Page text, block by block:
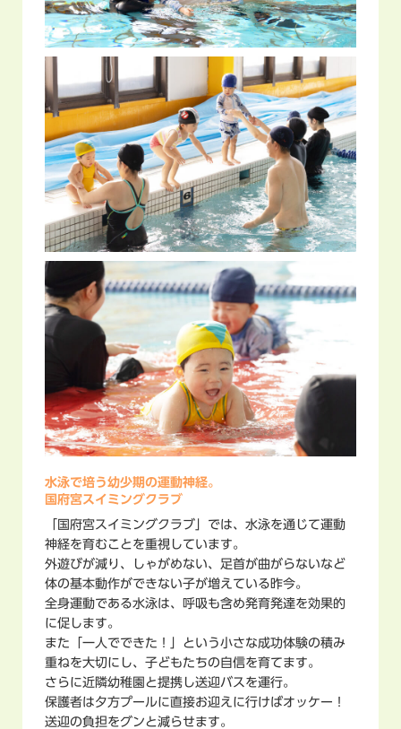
水泳で培う幼少期の運動神経。
国府宮スイミングクラブ
「国府宮スイミングクラブ」では、水泳を通じて運動
神経を育むことを重視しています。
外遊びが減り、しゃがめない、足首が曲がらないなど
体の基本動作ができない子が増えている昨今。
全身運動である水泳は、呼吸も含め発育発達を効果的
に促します。
また「一人でできた！」という小さな成功体験の積み
重ねを大切にし、子どもたちの自信を育てます。
さらに近隣幼稚園と提携し送迎バスを運行。
保護者は夕方プールに直接お迎えに行けばオッケー！
送迎の負担をグンと減らせます。